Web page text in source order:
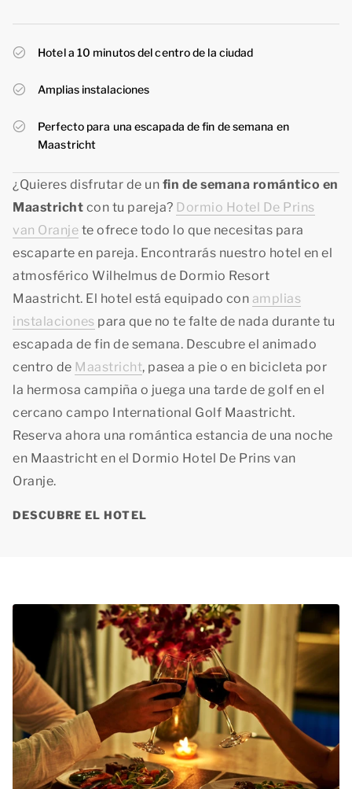
Hotel a 10 minutos del centro de la ciudad
Amplias instalaciones
Perfecto para una escapada de fin de semana en
Maastricht
¿Quieres disfrutar de un fin de semana romántico en
Maastricht con tu pareja? Dormio Hotel De Prins
van Oranje te ofrece todo lo que necesitas para
escaparte en pareja. Encontrarás nuestro hotel en el
atmosférico Wilhelmus de Dormio Resort
Maastricht. El hotel está equipado con amplias
instalaciones para que no te falte de nada durante tu
escapada de fin de semana. Descubre el animado
centro de Maastricht, pasea a pie o en bicicleta por
la hermosa campiña o juega una tarde de golf en el
cercano campo International Golf Maastricht.
Reserva ahora una romántica estancia de una noche
en Maastricht en el Dormio Hotel De Prins van
Oranje.
DESCUBRE EL HOTEL